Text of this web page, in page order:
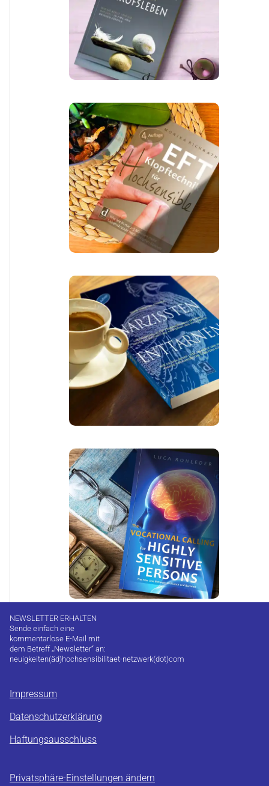
NEWSLETTER ERHALTEN
Sende einfach eine
kommentarlose E-Mail mit
dem Betreff „Newsletter“ an:
neuigkeiten(äd)hochsensibilitaet-netzwerk(dot)com
Impressum
Datenschutzerklärung
Haftungsausschluss
Privatsphäre-Einstellungen ändern